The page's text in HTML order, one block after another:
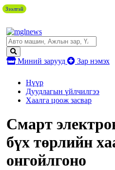
Миний зарууд Зар нэмэх
Нүүр
Дуудлагын үйлчилгээ
Хаалга цоож засвар
Смарт
бүх төрлийн
онгойлгоно
Зээлтэй